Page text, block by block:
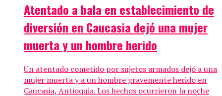
Atentado a bala en establecimiento de
diversión en Caucasia dejó una mujer
muerta y un hombre herido
Un atentado cometido por sujetos armados dejó a una
mujer muerta y a un hombre gravemente herido en
Caucasia, Antioquia. Los hechos ocurrieron la noche